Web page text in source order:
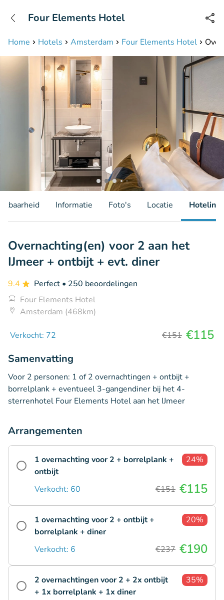
Bereikbaar tot 23:00 uur
Home Hotels Amsterdam Four Elements Hotel
Four Elements Hotel
Informatie Foto's Locatie Hotelinfo
Overnachting(en) voor 2 aan het
IJmeer + ontbijt + evt. diner
9.4 Perfect • 250 beoordelingen
Four Elements Hotel
Amsterdam (468km)
Verkocht: 72 €151 €115
Samenvatting
Voor 2 personen: 1 of 2 overnachtingen + ontbijt +
borrelplank + eventueel 3-gangendiner bij het 4-
sterrenhotel Four Elements Hotel aan het IJmeer
Arrangementen
1 overnachting voor 2 + borrelplank +
ontbijt
24%
Verkocht: 60 €151 €115
1 overnachting voor 2 + ontbijt +
borrelplank + diner
20%
Verkocht: 6 €237 €190
2 overnachtingen voor 2 + 2x ontbijt
+ 1x borrelplank + 1x diner
35%